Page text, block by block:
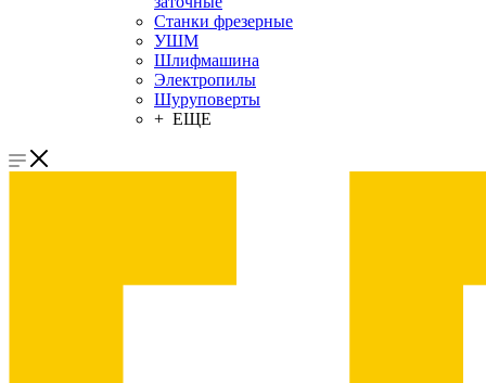
Станки фрезерные
УШМ
Шлифмашина
Электропилы
Шуруповерты
+ ЕЩЕ